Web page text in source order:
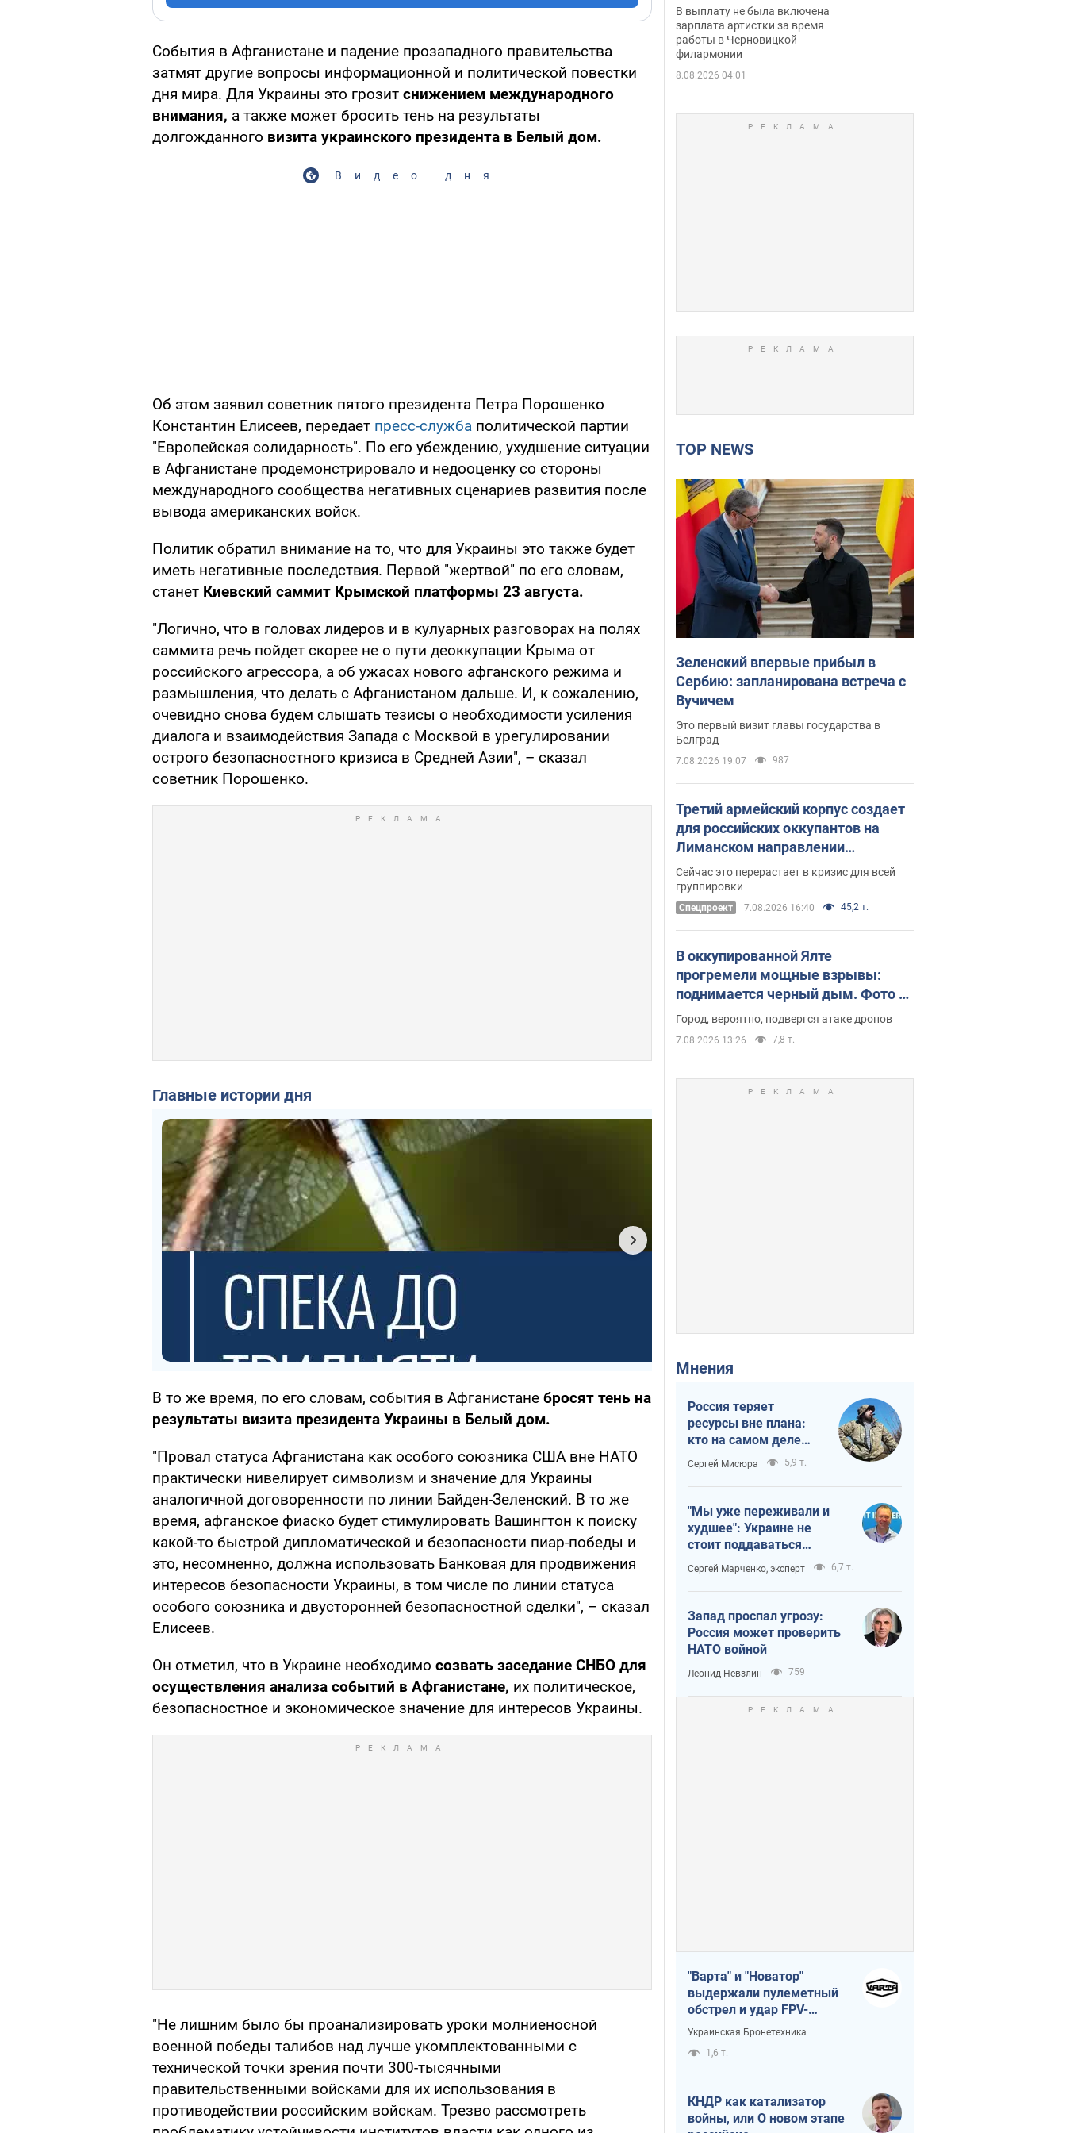
События в Афганистане и падение прозападного правительства
затмят другие вопросы информационной и политической повестки
дня мира. Для Украины это грозит снижением международного
внимания, а также может бросить тень на результаты
долгожданного визита украинского президента в Белый дом.
Видео дня
Об этом заявил советник пятого президента Петра Порошенко
Константин Елисеев, передает пресс-служба политической партии
"Европейская солидарность". По его убеждению, ухудшение ситуации
в Афганистане продемонстрировало и недооценку со стороны
международного сообщества негативных сценариев развития после
вывода американских войск.
Политик обратил внимание на то, что для Украины это также будет
иметь негативные последствия. Первой "жертвой" по его словам,
станет Киевский саммит Крымской платформы 23 августа.
"Логично, что в головах лидеров и в кулуарных разговорах на полях
саммита речь пойдет скорее не о пути деоккупации Крыма от
российского агрессора, а об ужасах нового афганского режима и
размышления, что делать с Афганистаном дальше. И, к сожалению,
очевидно снова будем слышать тезисы о необходимости усиления
диалога и взаимодействия Запада с Москвой в урегулировании
острого безопасностного кризиса в Средней Азии", – сказал
советник Порошенко.
Главные истории дня
В то же время, по его словам, события в Афганистане бросят тень на
результаты визита президента Украины в Белый дом.
"Провал статуса Афганистана как особого союзника США вне НАТО
практически нивелирует символизм и значение для Украины
аналогичной договоренности по линии Байден-Зеленский. В то же
время, афганское фиаско будет стимулировать Вашингтон к поиску
какой-то быстрой дипломатической и безопасности пиар-победы и
это, несомненно, должна использовать Банковая для продвижения
интересов безопасности Украины, в том числе по линии статуса
особого союзника и двусторонней безопасностной сделки", – сказал
Елисеев.
Он отметил, что в Украине необходимо созвать заседание СНБО для
осуществления анализа событий в Афганистане, их политическое,
безопасностное и экономическое значение для интересов Украины.
"Не лишним было бы проанализировать уроки молниеносной
военной победы талибов над лучше укомплектованными с
технической точки зрения почти 300-тысячными
правительственными войсками для их использования в
противодействии российским войскам. Трезво рассмотреть
сколько получала
певица
В выплату не была включена
зарплата артистки за время
работы в Черновицкой
филармонии
8.08.2026 04:01
TOP NEWS
Зеленский впервые прибыл в
Сербию: запланирована встреча с
Вучичем
Это первый визит главы государства в
Белград
7.08.2026 19:07 987
Третий армейский корпус создает
для российских оккупантов на
Лиманском направлении
критический дискомфорт: как это
удалось
Сейчас это перерастает в кризис для всей
группировки
Спецпроект 7.08.2026 16:40 45,2 т.
В оккупированной Ялте
прогремели мощные взрывы:
поднимается черный дым. Фото и
видео
Город, вероятно, подвергся атаке дронов
7.08.2026 13:26 7,8 т.
Мнения
Россия теряет
ресурсы вне плана:
кто на самом деле
диктует темп войны
Сергей Мисюра 5,9 т.
"Мы уже переживали и
худшее": Украине не
стоит поддаваться
отчаянию из-за
ракетного террора
Сергей Марченко, эксперт 6,7 т.
Запад проспал угрозу:
Россия может проверить
НАТО войной
Леонид Невзлин 759
"Варта" и "Новатор"
выдержали пулеметный
обстрел и удар FPV-
дрона, сохранив жизнь
Украинская Бронетехника
1,6 т.
КНДР как катализатор
войны, или О новом этапе